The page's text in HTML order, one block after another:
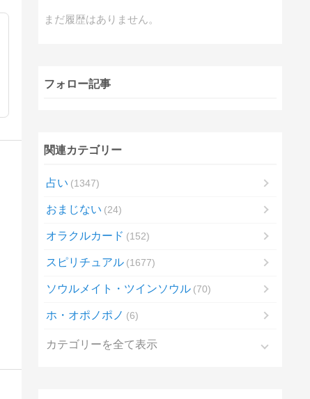
まだ履歴はありません。
フォロー記事
関連カテゴリー
占い 1347
おまじない 24
オラクルカード 152
スピリチュアル 1677
ソウルメイト・ツインソウル 70
ホ・オポノポノ 6
カテゴリーを全て表示